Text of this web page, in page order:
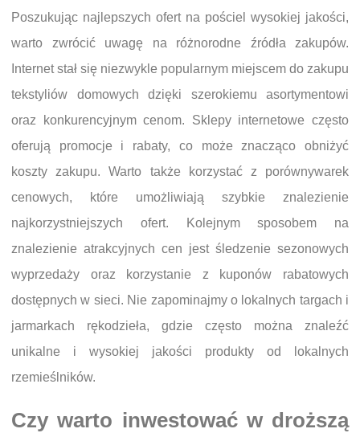
Poszukując najlepszych ofert na pościel wysokiej jakości,
warto zwrócić uwagę na różnorodne źródła zakupów.
Internet stał się niezwykle popularnym miejscem do zakupu
tekstyliów domowych dzięki szerokiemu asortymentowi
oraz konkurencyjnym cenom. Sklepy internetowe często
oferują promocje i rabaty, co może znacząco obniżyć
koszty zakupu. Warto także korzystać z porównywarek
cenowych, które umożliwiają szybkie znalezienie
najkorzystniejszych ofert. Kolejnym sposobem na
znalezienie atrakcyjnych cen jest śledzenie sezonowych
wyprzedaży oraz korzystanie z kuponów rabatowych
dostępnych w sieci. Nie zapominajmy o lokalnych targach i
jarmarkach rękodzieła, gdzie często można znaleźć
unikalne i wysokiej jakości produkty od lokalnych
rzemieślników.
Czy warto inwestować w droższą